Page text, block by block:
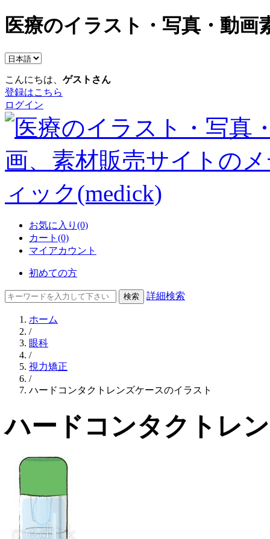
医療のイラスト・写真・動画
こんにちは、 ゲストさん
登録はこちら
ログイン
お気に入り(0)
カート(0)
マイアカウント
初めての方
詳細検索
ホーム
/
眼科
/
視力矯正
/
ハードコンタクトレンズケースのイラスト
ハードコンタクトレ